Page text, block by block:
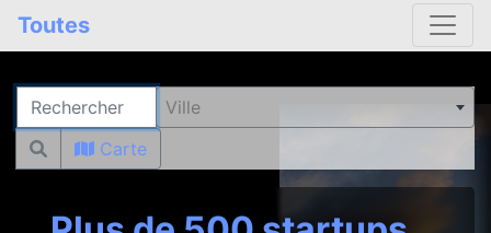
Toutes
Rechercher
Ville
Carte